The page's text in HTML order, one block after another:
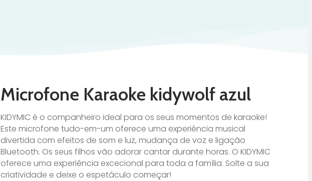
Microfone Karaoke kidywolf azul
KIDYMIC é o companheiro ideal para os seus momentos de karaoke!
Este microfone tudo-em-um oferece uma experiência musical
divertida com efeitos de som e luz, mudança de voz e ligação
Bluetooth. Os seus filhos vão adorar cantar durante horas. O KIDYMIC
oferece uma experiência excecional para toda a família. Solte a sua
criatividade e deixe o espetáculo começar!